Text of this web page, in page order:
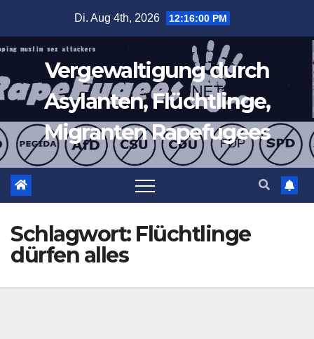
springen
Di. Aug 4th, 2026 12:16:01 PM
Vergewaltigung durch
Asylanten, Flüchtlinge,
Migranten Rapefugees
Schlagwort: Flüchtlinge
dürfen alles